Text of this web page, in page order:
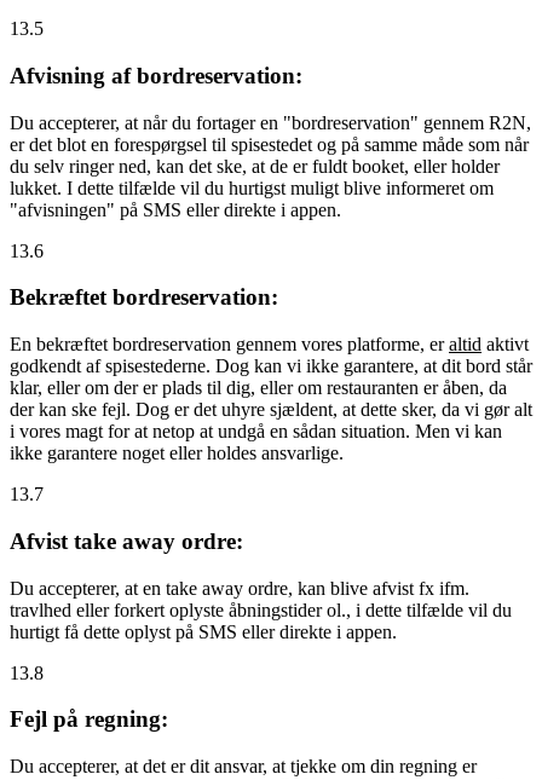
13.5
Afvisning af bordreservation:
Du accepterer, at når du fortager en "bordreservation" gennem R2N,
er det blot en forespørgsel til spisestedet og på samme måde som når
du selv ringer ned, kan det ske, at de er fuldt booket, eller holder
lukket. I dette tilfælde vil du hurtigst muligt blive informeret om
"afvisningen" på SMS eller direkte i appen.
13.6
Bekræftet bordreservation:
En bekræftet bordreservation gennem vores platforme, eraltid aktivt
godkendt af spisestederne. Dog kan vi ikke garantere, at dit bord står
klar, eller om der er plads til dig, eller om restauranten er åben, da
der kan ske fejl. Dog er det uhyre sjældent, at dette sker, da vi gør alt
i vores magt for at netop at undgå en sådan situation. Men vi kan
ikke garantere noget eller holdes ansvarlige.
13.7
Afvist take away ordre:
Du accepterer, at en take away ordre, kan blive afvist fx ifm.
travlhed eller forkert oplyste åbningstider ol., i dette tilfælde vil du
hurtigt få dette oplyst på SMS eller direkte i appen.
13.8
Fejl på regning:
Du accepterer, at det er dit ansvar, at tjekke om din regning er